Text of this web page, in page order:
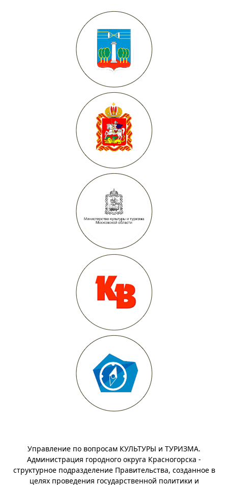
Управление по вопросам КУЛЬТУРЫ и ТУРИЗМА.
Администрация городного округа Красногорска -
структурное подразделение Правительства, созданное в
целях проведения государственной политики и